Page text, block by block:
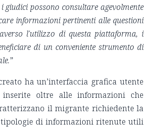
possono consultare agevolmente
informazioni pertinenti alle questioni
l'utilizzo di questa piattaforma, i
di un conveniente strumento di
”
ha un’interfaccia grafica utente
oltre alle informazioni che
il migrante richiedente la
di informazioni ritenute utili